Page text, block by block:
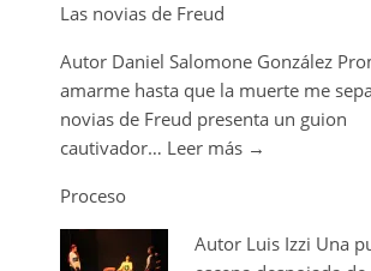
Las novias de Freud
Autor Daniel Salomone González
amarme hasta que la muerte me
novias de Freud presenta un guion
cautivador… Leer más →
Proceso
Autor Luis Izzi Una